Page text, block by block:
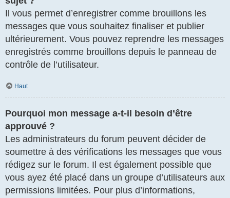
Il vous permet d’enregistrer comme brouillons les
messages que vous souhaitez finaliser et publier
ultérieurement. Vous pouvez reprendre les messages
enregistrés comme brouillons depuis le panneau de
contrôle de l’utilisateur.
Haut
Pourquoi mon message a-t-il besoin d’être
approuvé ?
Les administrateurs du forum peuvent décider de
soumettre à des vérifications les messages que vous
rédigez sur le forum. Il est également possible que
vous ayez été placé dans un groupe d’utilisateurs aux
permissions limitées. Pour plus d’informations,